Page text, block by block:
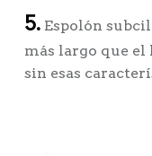
5.Espolón
más largo que el
sin esas